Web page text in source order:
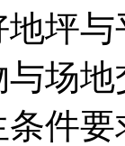
坪
场
件